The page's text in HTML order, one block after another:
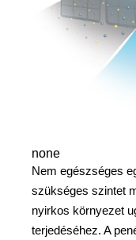
none
Nem egészséges
szükséges szintet
nyirkos környezet
terjedéséhez. A